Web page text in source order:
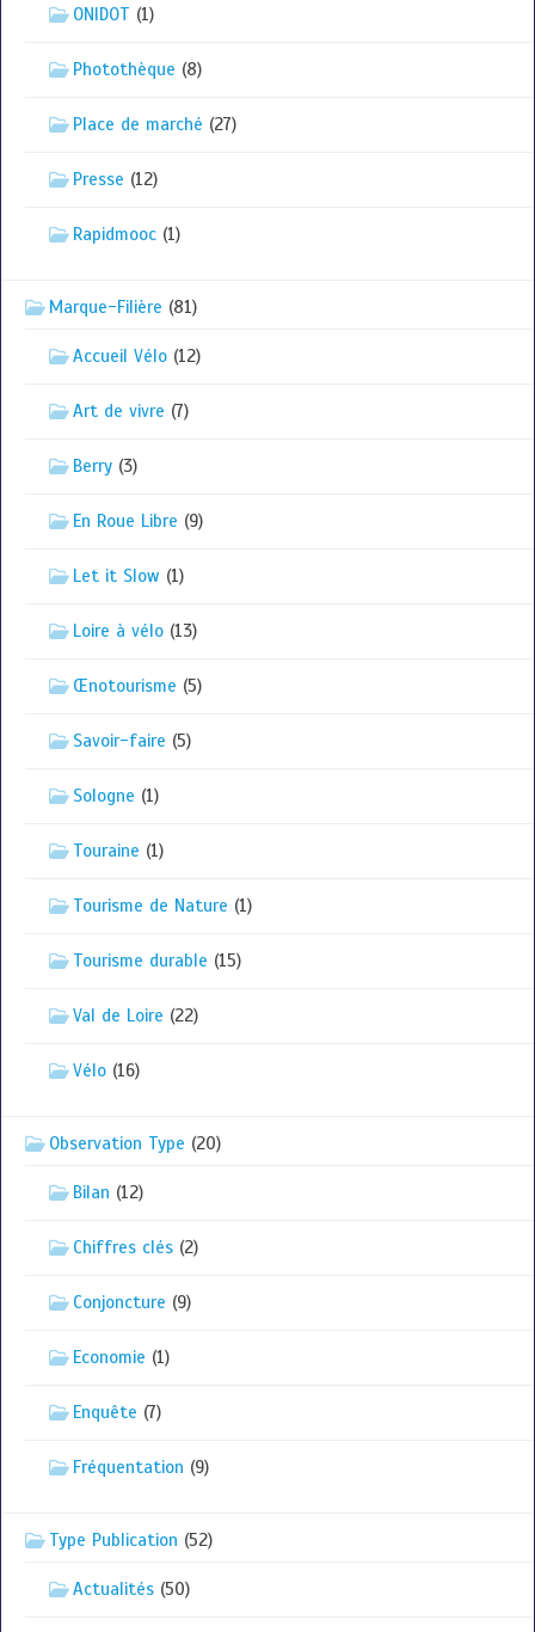
ONIDOT (1)
Photothèque (8)
Place de marché (27)
Presse (12)
Rapidmooc (1)
Marque-Filière (81)
Accueil Vélo (12)
Art de vivre (7)
Berry (3)
En Roue Libre (9)
Let it Slow (1)
Loire à vélo (13)
Œnotourisme (5)
Savoir-faire (5)
Sologne (1)
Touraine (1)
Tourisme de Nature (1)
Tourisme durable (15)
Val de Loire (22)
Vélo (16)
Observation Type (20)
Bilan (12)
Chiffres clés (2)
Conjoncture (9)
Economie (1)
Enquête (7)
Fréquentation (9)
Type Publication (52)
Actualités (50)